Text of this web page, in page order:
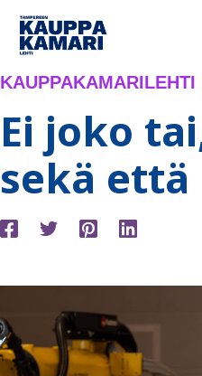
Siirry
sisältöön
KAUPPAKAMARILEHTI
Ei joko
sekä että